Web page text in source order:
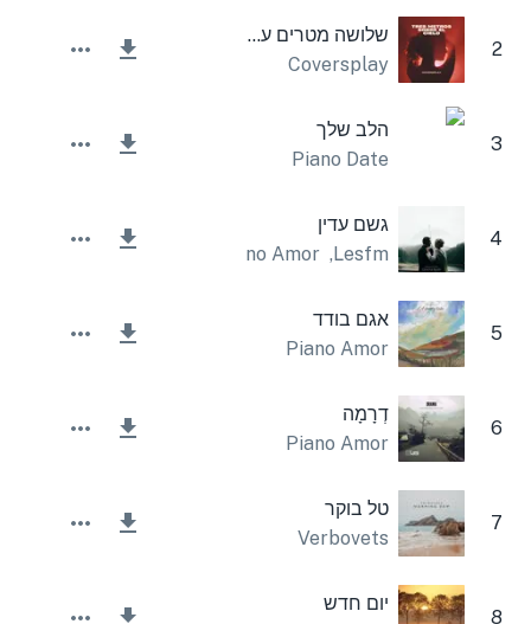
2
שלושה מטרים על הגג
Coversplay
3
הלב שלך
Piano Date
4
גשם עדין
Lesfm
,
Piano Amor
5
אגם בודד
Piano Amor
6
דְרָמָה
Piano Amor
7
טל בוקר
Verbovets
8
יום חדש